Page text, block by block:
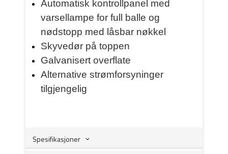
Automatisk kontrollpanel med
varsellampe for full balle og
nødstopp med låsbar nøkkel
Skyvedør på toppen
Galvanisert overflate
Alternative strømforsyninger
tilgjengelig
Spesifikasjoner